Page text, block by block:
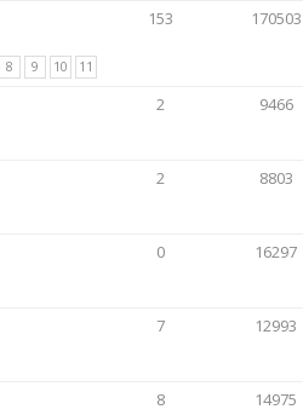
8 9 10 11
153 170503
2 9466
2 8803
0 16297
7 12993
8 14975